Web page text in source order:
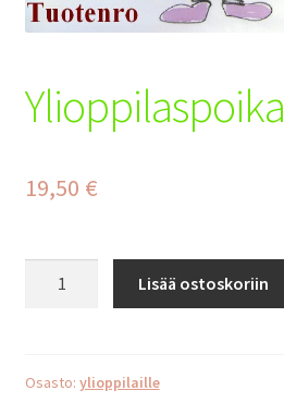
Tilaus- ja toimitusehdot
Maksuehdot
Ylioppilaspoika
19,50 €
Lisää ostoskoriin
Osasto: ylioppilaille